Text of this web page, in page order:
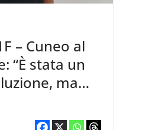
– Cuneo al
“È stata un
ma
chiare siu
fare”